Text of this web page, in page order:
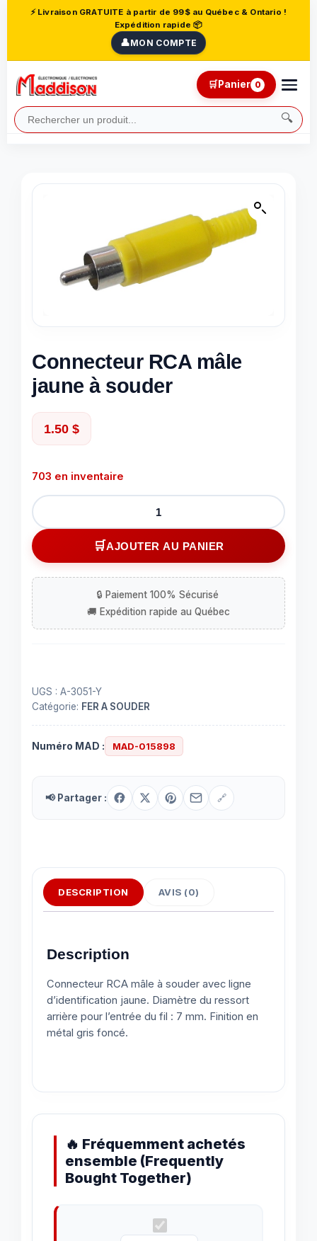
⚡ Livraison GRATUITE à partir de 99$ au Québec & Ontario !
Expédition rapide 📦
👤MON COMPTE
🔍
🛒Panier 0
Connecteur RCA mâle
jaune à souder
1.50 $
703 en inventaire
quantité
de
Connecteur
RCA
mâle
jaune
à
souder
AJOUTER AU PANIER
UGS : A-3051-Y
Catégorie: FER A SOUDER
Numéro MAD : MAD-015898
📢 Partager : 🔗
DESCRIPTION AVIS (0)
Description
Connecteur RCA mâle à souder avec ligne
d’identification jaune. Diamètre du ressort
arrière pour l’entrée du fil : 7 mm. Finition en
métal gris foncé.
🔥 Fréquemment achetés
ensemble (Frequently
Bought Together)